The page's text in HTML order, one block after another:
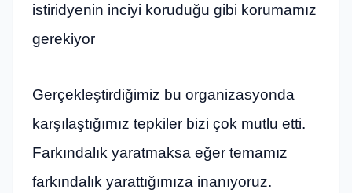
istiridyenin inciyi koruduğu gibi korumamız
gerekiyor
Gerçekleştirdiğimiz bu organizasyonda
karşılaştığımız tepkiler bizi çok mutlu etti.
Farkındalık yaratmaksa eğer temamız
farkındalık yarattığımıza inanıyoruz.